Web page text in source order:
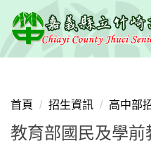
到
主
要
區
首頁 招生資訊 高中部
教育部國民及學